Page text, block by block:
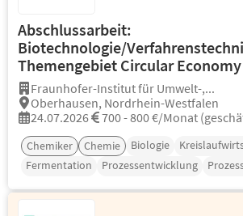
Abschlussarbeit:
Biotechnologie/
Themengebiet Circular
Fraunhofer-Institut für Umwelt-,...
Oberhausen, Nordrhein-Westfalen
24.07.2026
700 - 800 €/Monat
Chemiker Chemie Biologie
Fermentation
Prozessentwicklung